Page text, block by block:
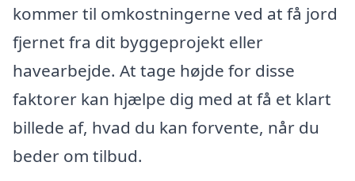
kommer til omkostningerne ved at få jord
fjernet fra dit byggeprojekt eller
havearbejde. At tage højde for disse
faktorer kan hjælpe dig med at få et klart
billede af, hvad du kan forvente, når du
beder om tilbud.